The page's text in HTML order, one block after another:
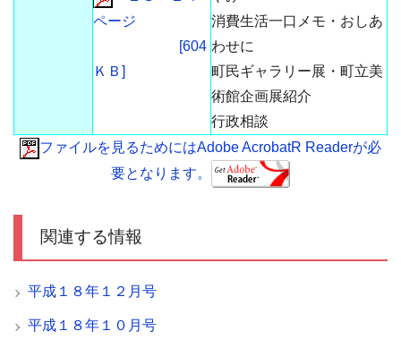
ページ
[604
ＫＢ]
消費生活一口メモ・おしあ
わせに
町民ギャラリー展・町立美
術館企画展紹介
行政相談
ファイルを見るためにはAdobe AcrobatR Readerが必
要となります。
関連する情報
平成１８年１２月号
平成１８年１０月号